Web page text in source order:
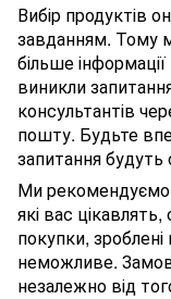
Вибір продуктів
завданням. Тому
більше
виникли
консультантів
пошту. Будьте
запитання
Ми рекомендуємо
які вас
покупки,
неможливе.
незалежно від